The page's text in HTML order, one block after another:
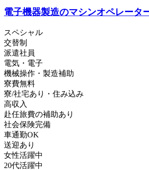
電子機器製造のマシンオペレー
スペシャル
交替制
派遣社員
電気・電子
機械操作・製造補助
寮費無料
寮/社宅あり・住み込み
高収入
赴任旅費の補助あり
社会保険完備
車通勤OK
送迎あり
女性活躍中
20代活躍中